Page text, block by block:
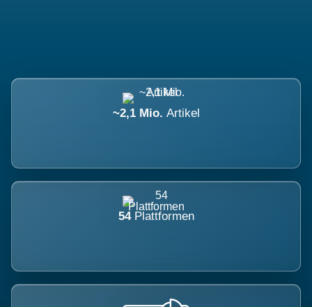
~2,1 Mio. Artikel
54 Plattformen